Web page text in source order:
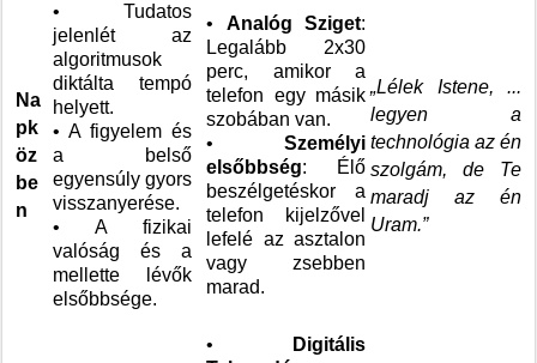
Na
pk
öz
be
n
• Tudatos
jelenlét az
algoritmusok
diktálta tempó
helyett.
• A figyelem és
a belső
egyensúly gyors
visszanyerése.
• A fizikai
valóság és a
mellette lévők
elsőbbsége.
• Analóg Sziget:
Legalább 2x30
perc, amikor a
telefon egy másik
szobában van.
• Személyi
elsőbbség: Élő
beszélgetéskor a
telefon kijelzővel
lefelé az asztalon
vagy zsebben
marad.
„Lélek Istene, ...
legyen a
technológia az én
szolgám, de Te
maradj az én
Uram.”
•
Digitális